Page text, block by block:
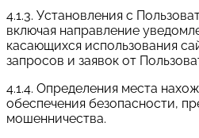
4.1.3. Установления с
включая направление
касающихся использования
запросов и заявок от
4.1.4. Определения места
обеспечения безопасности,
мошенничества.